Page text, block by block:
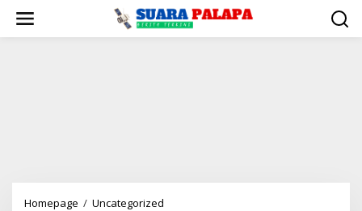
konten
Homepage / Uncategorized